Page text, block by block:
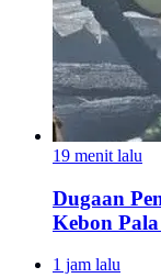
19 menit lalu
Dugaan
Kebon
1 jam lalu